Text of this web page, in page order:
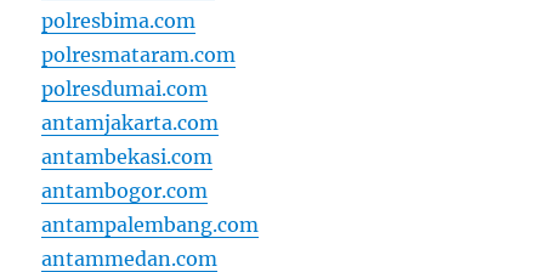
polresbima.com
polresmataram.com
polresdumai.com
antamjakarta.com
antambekasi.com
antambogor.com
antampalembang.com
antammedan.com